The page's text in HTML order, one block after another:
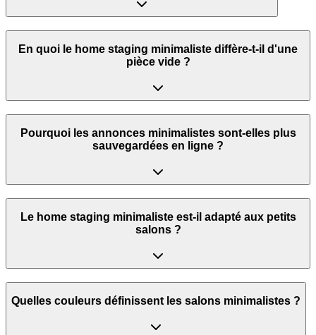
En quoi le home staging minimaliste diffère-t-il d'une
pièce vide ?
Pourquoi les annonces minimalistes sont-elles plus
sauvegardées en ligne ?
Le home staging minimaliste est-il adapté aux petits
salons ?
Quelles couleurs définissent les salons minimalistes ?